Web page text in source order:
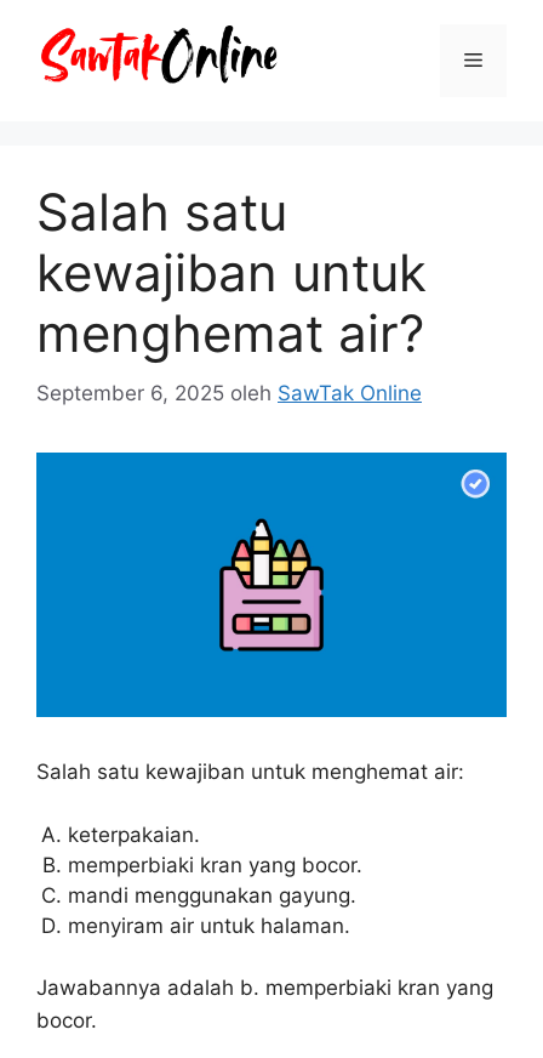
Menu
Salah satu
kewajiban untuk
menghemat air?
September 6, 2025 oleh SawTak Online
Salah satu kewajiban untuk menghemat air:
keterpakaian.
memperbiaki kran yang bocor.
mandi menggunakan gayung.
menyiram air untuk halaman.
Jawabannya adalah b. memperbiaki kran yang
bocor.